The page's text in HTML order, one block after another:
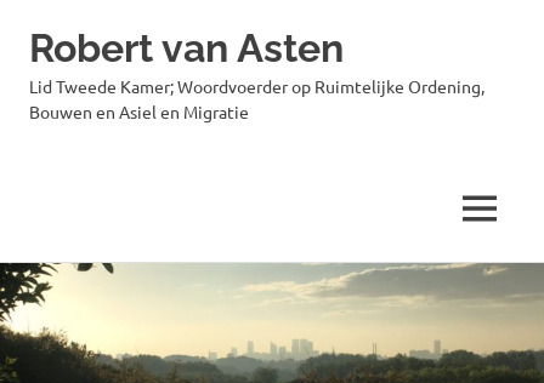
Ga
naar
de
inhoud
Robert van Asten
Lid Tweede Kamer; Woordvoerder op Ruimtelijke Ordening,
Bouwen en Asiel en Migratie
MENU